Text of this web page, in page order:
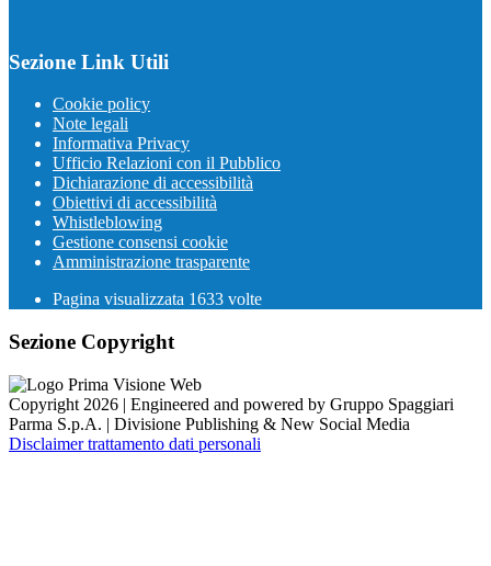
Sezione Link Utili
Cookie policy
Note legali
Informativa Privacy
Ufficio Relazioni con il Pubblico
Dichiarazione di accessibilità
Obiettivi di accessibilità
Whistleblowing
Gestione consensi cookie
Amministrazione trasparente
Pagina visualizzata 1633 volte
Sezione Copyright
Copyright 2026 | Engineered and powered by Gruppo Spaggiari
Parma S.p.A. | Divisione Publishing & New Social Media
Disclaimer trattamento dati personali